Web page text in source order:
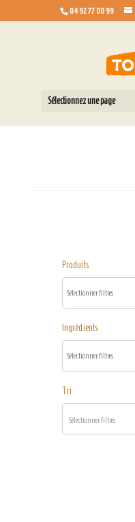
04 92 77 00 99
Sélectionnez une page
Produits
Ingrédients
Tri
Sélectionner filtres